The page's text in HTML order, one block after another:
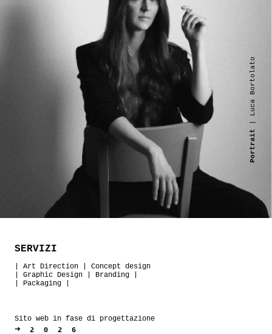
SERVIZI
Art Direction
Concept design
Graphic Design Branding
Packaging
Sito web in fase di progettazione
➜ 2026
Portrait
| Luca Bortolato